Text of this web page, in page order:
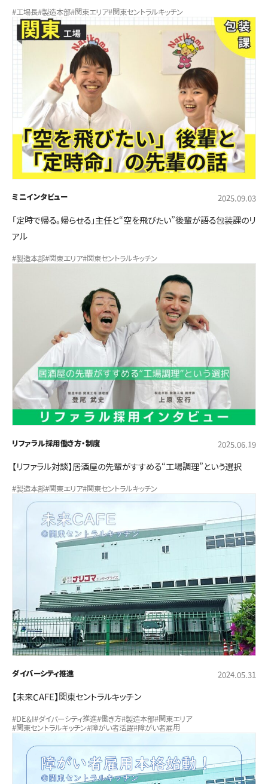
#工場長#製造本部#関東エリア#関東セントラルキッチン
ミニインタビュー 2025.09.03
「定時で帰る。帰らせる」主任と“空を飛びたい”後輩が語る包装課のリ
アル
#製造本部#関東エリア#関東セントラルキッチン
リファラル採用働き方・制度 2025.06.19
【リファラル対談】居酒屋の先輩がすすめる“工場調理”という選択
#製造本部#関東エリア#関東セントラルキッチン
ダイバーシティ推進 2024.05.31
【未来CAFE】関東セントラルキッチン
#DE&I #ダイバーシティ推進#働き方#製造本部#関東エリア
#関東セントラルキッチン#障がい者活躍#障がい者雇用